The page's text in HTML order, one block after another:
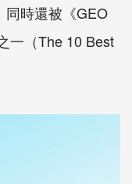
同時還被《GEO
一（The 10 Best